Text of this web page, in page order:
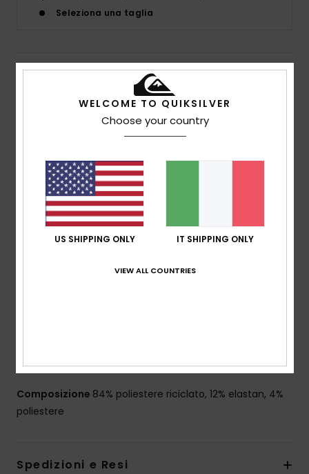
Seleziona una taglia
Dettagli & caratteristiche
Boardshort Blu Uomo
Codice colore byj6
Caratteristiche
Tessuto:tessuto Highlite con elasticizzazione
tecnica e traspirazione, per eliminare qualsiasi limite in
acqua
Materiale realizzato con bottiglie di plastica riciclate
Cucitura esterna:cucitura esterna da 19",
Cordino bungee per le chiavi dentro la tasca
Composizione 84% poliestere riciclato, 12% elastan, 4%
poliestere
Spedizioni e Resi
WELCOME TO QUIKSILVER
Choose your country
US SHIPPING ONLY IT SHIPPING ONLY
VIEW ALL COUNTRIES